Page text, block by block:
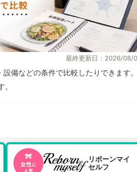
最終更新日：2026/08/
備などの条件で比較したりできます
リボーンマイ
セルフ